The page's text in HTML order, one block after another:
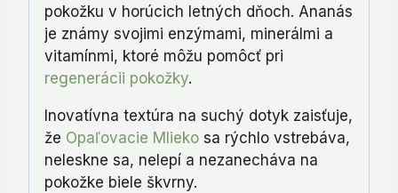
pokožku v horúcich letných dňoch. Ananás
je známy svojimi enzýmami, minerálmi a
vitamínmi, ktoré môžu pomôcť pri
regenerácii pokožky.
Inovatívna textúra na suchý dotyk zaisťuje,
že Opaľovacie Mlieko sa rýchlo vstrebáva,
neleskne sa, nelepí a nezanecháva na
pokožke biele škvrny.